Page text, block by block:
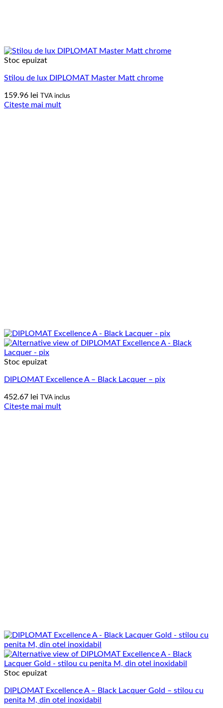
Stoc epuizat
Stilou de lux DIPLOMAT Master Matt chrome
159.96 lei TVA inclus
Citește mai mult
Stoc epuizat
DIPLOMAT Excellence A – Black Lacquer – pix
452.67 lei TVA inclus
Citește mai mult
Stoc epuizat
DIPLOMAT Excellence A – Black Lacquer Gold – stilou cu
penita M, din otel inoxidabil